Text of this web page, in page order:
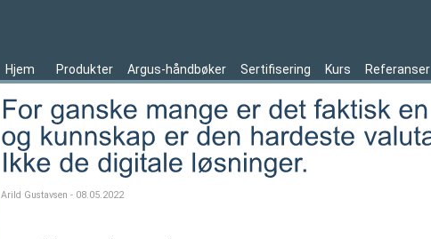
Hjem Produkter Argus-håndbøker Sertifisering Kurs Referanser
Arild Gustavsen - 08.05.2022